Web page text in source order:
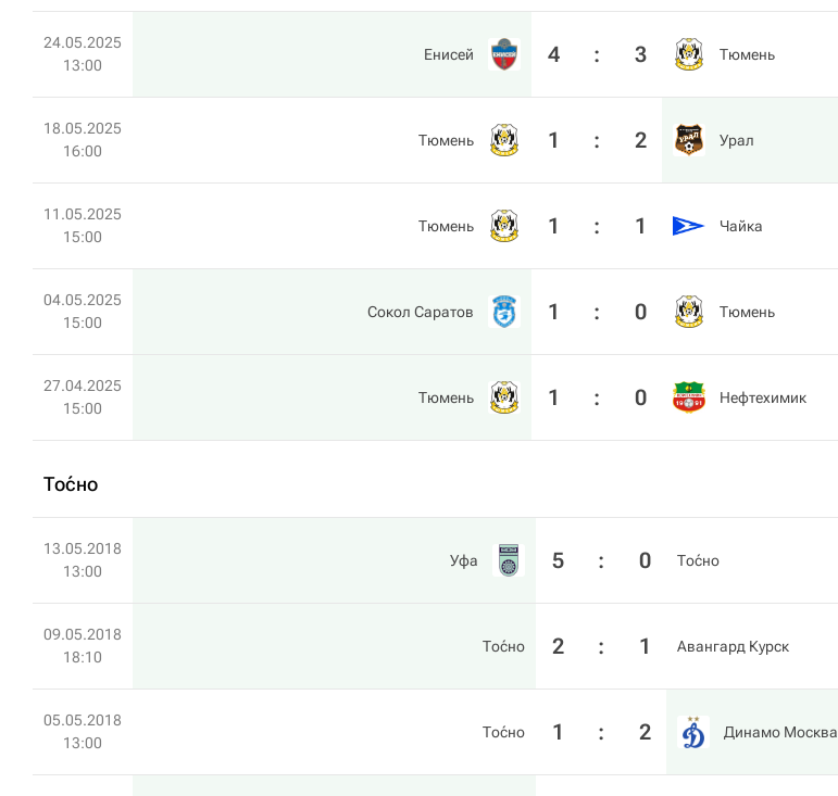
24.05.2025
13:00
Енисей 4 : 3 Тюмень
18.05.2025
16:00
Тюмень 1 : 2 Урал
11.05.2025
15:00
Тюмень 1 : 1 Чайка
04.05.2025
15:00
Сокол Саратов 1 : 0 Тюмень
27.04.2025
15:00
Тюмень 1 : 0 Нефтехимик
То́сно
13.05.2018
13:00
Уфа 5 : 0 То́сно
09.05.2018
18:10
То́сно 2 : 1 Авангард Курск
05.05.2018
13:00
То́сно 1 : 2 Динамо Москва